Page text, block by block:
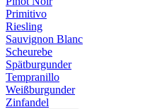
Primitivo
Riesling
Sauvignon Blanc
Scheurebe
Spätburgunder
Tempranillo
Weißburgunder
Zinfandel